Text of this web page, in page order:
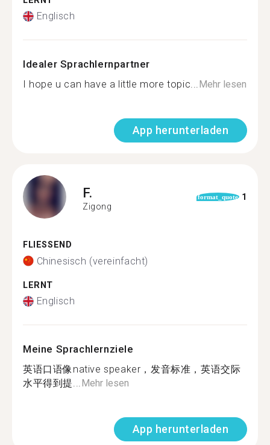
Englisch
Idealer Sprachlernpartner
I hope u can have a little more topic...Mehr lesen
App herunterladen
F.
Zigong
format_quote 1
FLIESSEND
Chinesisch (vereinfacht)
LERNT
Englisch
Meine Sprachlernziele
英语口语像native speaker，发音标准，英语交际
水平得到提...Mehr lesen
App herunterladen